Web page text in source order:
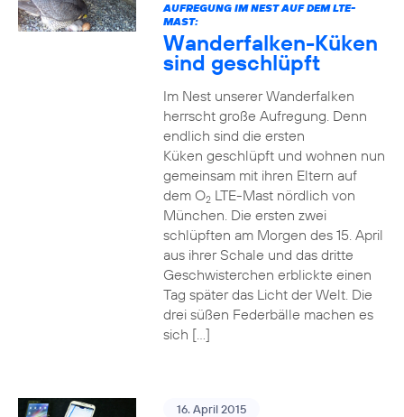
AUFREGUNG IM NEST AUF DEM LTE-
MAST:
Wanderfalken-Küken
sind geschlüpft
Im Nest unserer Wanderfalken
herrscht große Aufregung. Denn
endlich sind die ersten
Küken geschlüpft und wohnen nun
gemeinsam mit ihren Eltern auf
dem O2LTE-Mast nördlich von
München. Die ersten zwei
schlüpften am Morgen des 15. April
aus ihrer Schale und das dritte
Geschwisterchen erblickte einen
Tag später das Licht der Welt. Die
drei süßen Federbälle machen es
sich […]
16. April 2015